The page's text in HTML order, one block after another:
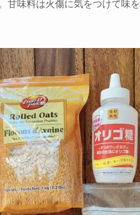
甘味料は火傷に気をつけて味